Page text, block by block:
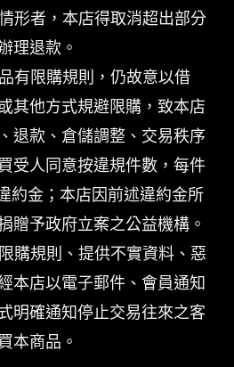
形者，本店得取消超出部分
理退款。
有限購規則，仍故意以借
其他方式規避限購，致本店
退款、倉儲調整、交易秩序
受人同意按違規件數，每件
約金；本店因前述違約金所
贈予政府立案之公益機構。
購規則、提供不實資料、惡
本店以電子郵件、會員通知
明確通知停止交易往來之客
本商品。